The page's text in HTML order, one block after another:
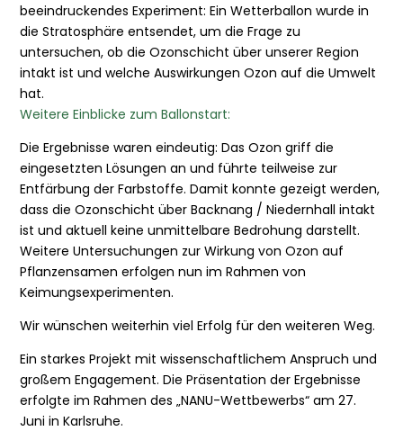
beeindruckendes Experiment: Ein Wetterballon wurde in
die Stratosphäre entsendet, um die Frage zu
untersuchen, ob die Ozonschicht über unserer Region
intakt ist und welche Auswirkungen Ozon auf die Umwelt
hat.
Weitere Einblicke zum Ballonstart:
Die Ergebnisse waren eindeutig: Das Ozon griff die
eingesetzten Lösungen an und führte teilweise zur
Entfärbung der Farbstoffe. Damit konnte gezeigt werden,
dass die Ozonschicht über Backnang / Niedernhall intakt
ist und aktuell keine unmittelbare Bedrohung darstellt.
Weitere Untersuchungen zur Wirkung von Ozon auf
Pflanzensamen erfolgen nun im Rahmen von
Keimungsexperimenten.
Wir wünschen weiterhin viel Erfolg für den weiteren Weg.
Ein starkes Projekt mit wissenschaftlichem Anspruch und
großem Engagement. Die Präsentation der Ergebnisse
erfolgte im Rahmen des „NANU-Wettbewerbs“ am 27.
Juni in Karlsruhe.